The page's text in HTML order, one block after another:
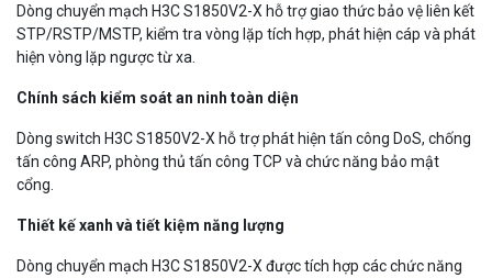
Dòng chuyển mạch H3C S1850V2-X hỗ trợ giao thức bảo vệ liên kết
STP/RSTP/MSTP, kiểm tra vòng lặp tích hợp, phát hiện cáp và phát
hiện vòng lặp ngược từ xa.
Chính sách kiểm soát an ninh toàn diện
Dòng switch H3C S1850V2-X hỗ trợ phát hiện tấn công DoS, chống
tấn công ARP, phòng thủ tấn công TCP và chức năng bảo mật
cổng.
Thiết kế xanh và tiết kiệm năng lượng
Dòng chuyển mạch H3C S1850V2-X được tích hợp các chức năng